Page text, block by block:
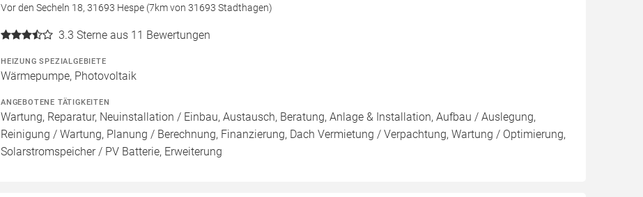
Vor den Secheln 18, 31693 Hespe (7km von 31693 Stadthagen)
3.3 Sterne aus 11 Bewertungen
HEIZUNG SPEZIALGEBIETE
Wärmepumpe, Photovoltaik
ANGEBOTENE TÄTIGKEITEN
Wartung, Reparatur, Neuinstallation / Einbau, Austausch, Beratung, Anlage & Installation, Aufbau / Auslegung,
Reinigung / Wartung, Planung / Berechnung, Finanzierung, Dach Vermietung / Verpachtung, Wartung / Optimierung,
Solarstromspeicher / PV Batterie, Erweiterung